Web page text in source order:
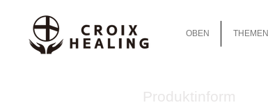
OBEN THEMEN
Produktinform